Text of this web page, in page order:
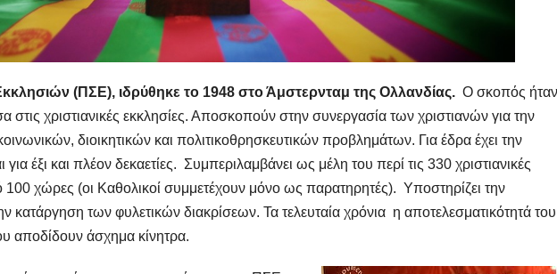
(ΠΣΕ), ιδρύθηκε το 1948 στο Άμστερνταμ της Ολλανδίας. Ο σκοπός
χριστιανικές εκκλησίες. Αποσκοπούν στην συνεργασία των χριστιανών για την
διοικητικών και πολιτικοθρησκευτικών προβλημάτων. Για έδρα έχει την
για έξι και πλέον δεκαετίες. Συμπεριλαμβάνει ως μέλη του περί τις 330 χριστιανικές
100 χώρες (οι Καθολικοί συμμετέχουν μόνο ως παρατηρητές). Υποστηρίζει την
κατάργηση των φυλετικών διακρίσεων. Τα τελευταία χρόνια η αποτελεσματικότητά του
αποδίδουν άσχημα κίνητρα.